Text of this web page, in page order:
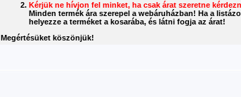
Kérjük ne hívjon fel minket, ha csak árat szeretne
Minden termék ára szerepel a webáruházban! Ha a
helyezze a terméket a kosarába, és látni fogja az árat!
Megértésüket köszönjük!